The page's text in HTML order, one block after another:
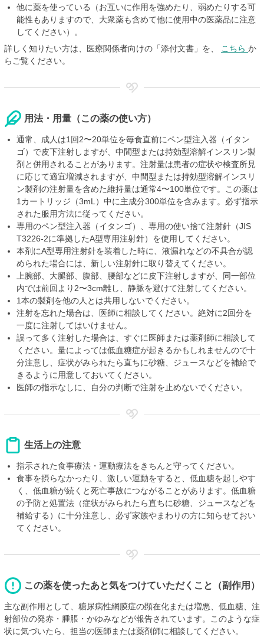
他に薬を使っている（お互いに作用を強めたり、弱めたりする可
能性もありますので、大衆薬も含めて他に使用中の医薬品に注意
してください）。
詳しく知りたい方は、医療関係者向けの「添付文書」を、
こちら か
らご覧ください。
用法・用量（この薬の使い方）
通常、成人は1回2〜20単位を毎食直前にペン型注入器（イタン
ゴ）で皮下注射しますが、中間型または持効型溶解インスリン製
剤と併用されることがあります。注射量は患者の症状や検査所見
に応じて適宜増減されますが、中間型または持効型溶解インスリ
ン製剤の注射量を含めた維持量は通常4〜100単位です。この薬は
1カートリッジ（3mL）中に主成分300単位を含みます。必ず指示
された服用方法に従ってください。
専用のペン型注入器（イタンゴ）、専用の使い捨て注射針（JIS
T3226-2に準拠したA型専用注射針）を使用してください。
本剤にA型専用注射針を装着した時に、液漏れなどの不具合が認
められた場合には、新しい注射針に取り替えてください。
上腕部、大腿部、腹部、腰部などに皮下注射しますが、同一部位
内では前回より2〜3cm離し、静脈を避けて注射してください。
1本の製剤を他の人とは共用しないでください。
注射を忘れた場合は、医師に相談してください。絶対に2回分を
一度に注射してはいけません。
誤って多く注射した場合は、すぐに医師または薬剤師に相談して
ください。量によっては低血糖症が起きるかもしれませんので十
分注意し、症状がみられたら直ちに砂糖、ジュースなどを補給で
きるように用意しておいてください。
医師の指示なしに、自分の判断で注射を止めないでください。
生活上の注意
指示された食事療法・運動療法をきちんと守ってください。
食事を摂らなかったり、激しい運動をすると、低血糖を起しやす
く、低血糖が続くと死亡事故につながることがあります。低血糖
の予防と処置法（症状がみられたら直ちに砂糖、ジュースなどを
補給する）に十分注意し、必ず家族やまわりの方に知らせておい
てください。
この薬を使ったあと気をつけていただくこと（副作用）
主な副作用として、糖尿病性網膜症の顕在化または増悪、低血糖、注
射部位の発赤・腫脹・かゆみなどが報告されています。このような症
状に気づいたら、担当の医師または薬剤師に相談してください。